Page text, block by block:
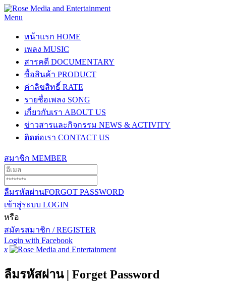
Menu
หน้าแรก HOME
เพลง MUSIC
สารคดี DOCUMENTARY
ซื้อสินค้า PRODUCT
ค่าลิขสิทธิ์ RATE
รายชื่อเพลง SONG
เกี่ยวกับเรา ABOUT US
ข่าวสารและกิจกรรม NEWS & ACTIVITY
ติดต่อเรา CONTACT US
สมาชิก MEMBER
ลืมรหัสผ่านFORGOT PASSWORD
เข้าสู่ระบบ LOGIN
หรือ
สมัครสมาชิก / REGISTER
Login with Facebook
x
ลืมรหัสผ่าน | Forget Password